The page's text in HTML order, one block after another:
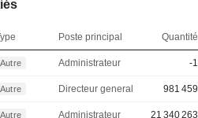
Poste principal Quantité
Autre Administrateur -1
Autre Directeur general 981 459
Autre Administrateur 21 340 263